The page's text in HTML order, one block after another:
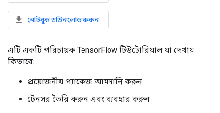
নোটবুক ডাউনলোড করুন
এটি একটি পরিচায়ক TensorFlow টিউটোরিয়াল যা দেখায়
কিভাবে:
প্রয়োজনীয় প্যাকেজ আমদানি করুন
টেনসর তৈরি করুন এবং ব্যবহার করুন